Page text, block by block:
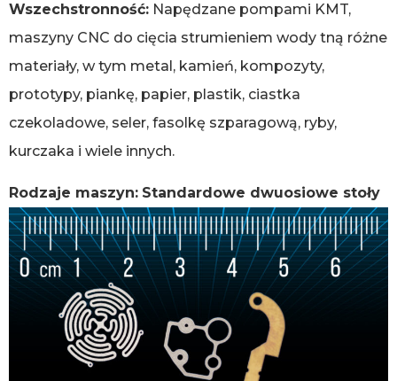
Wszechstronność: Napędzane pompami KMT,
maszyny CNC do cięcia strumieniem wody tną różne
materiały, w tym metal, kamień, kompozyty,
prototypy, piankę, papier, plastik, ciastka
czekoladowe, seler, fasolkę szparagową, ryby,
kurczaka i wiele innych.
Rodzaje maszyn: Standardowe dwuosiowe stoły